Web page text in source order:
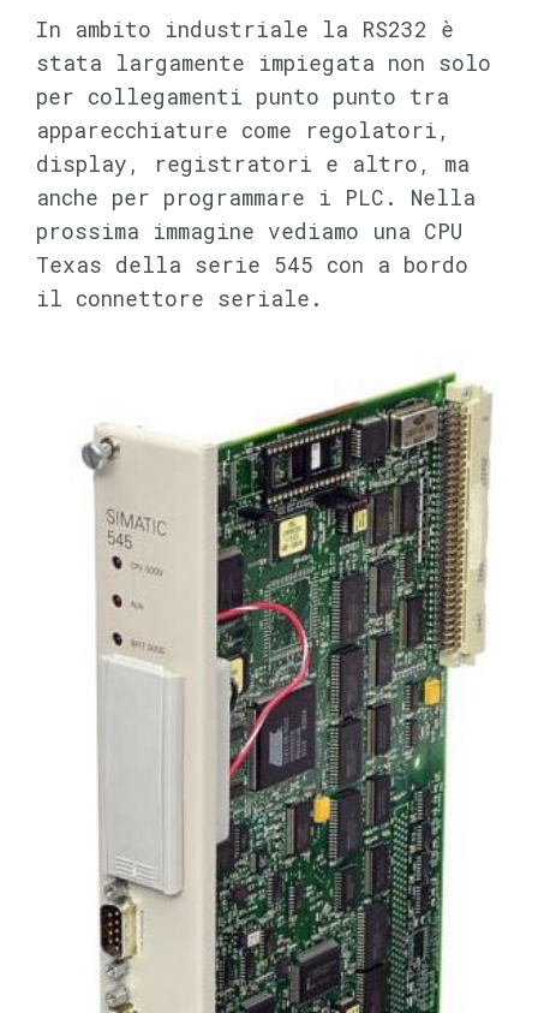
In ambito industriale la RS232 è
stata largamente impiegata non solo
per collegamenti punto punto tra
apparecchiature come regolatori,
display, registratori e altro, ma
anche per programmare i PLC. Nella
prossima immagine vediamo una CPU
Texas della serie 545 con a bordo
il connettore seriale.